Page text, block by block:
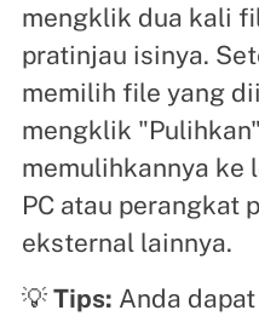
mengklik dua kali
pratinjau isinya.
memilih file yang
mengklik
memulihkannya ke
PC atau perangkat
eksternal lainnya.
💡 Tips: Anda